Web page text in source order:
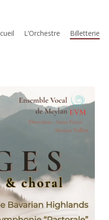
L’Orchestre Billetterie